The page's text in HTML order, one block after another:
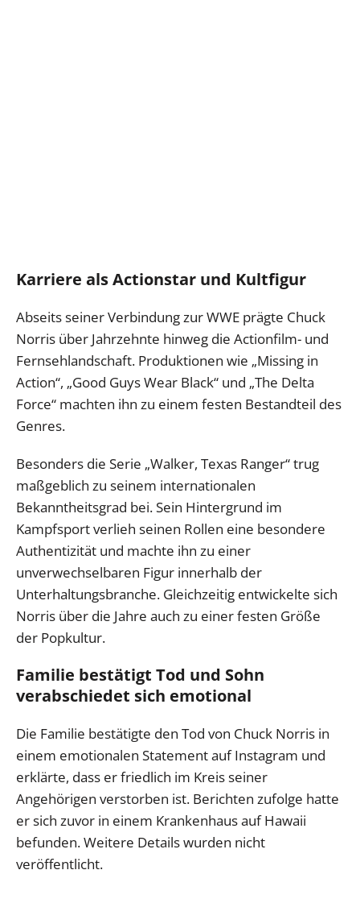
Karriere als Actionstar und Kultfigur
Abseits seiner Verbindung zur WWE prägte Chuck
Norris über Jahrzehnte hinweg die Actionfilm- und
Fernsehlandschaft. Produktionen wie „Missing in
Action“, „Good Guys Wear Black“ und „The Delta
Force“ machten ihn zu einem festen Bestandteil des
Genres.
Besonders die Serie „Walker, Texas Ranger“ trug
maßgeblich zu seinem internationalen
Bekanntheitsgrad bei. Sein Hintergrund im
Kampfsport verlieh seinen Rollen eine besondere
Authentizität und machte ihn zu einer
unverwechselbaren Figur innerhalb der
Unterhaltungsbranche. Gleichzeitig entwickelte sich
Norris über die Jahre auch zu einer festen Größe
der Popkultur.
Familie bestätigt Tod und Sohn
verabschiedet sich emotional
Die Familie bestätigte den Tod von Chuck Norris in
einem emotionalen Statement auf Instagram und
erklärte, dass er friedlich im Kreis seiner
Angehörigen verstorben ist. Berichten zufolge hatte
er sich zuvor in einem Krankenhaus auf Hawaii
befunden. Weitere Details wurden nicht
veröffentlicht.